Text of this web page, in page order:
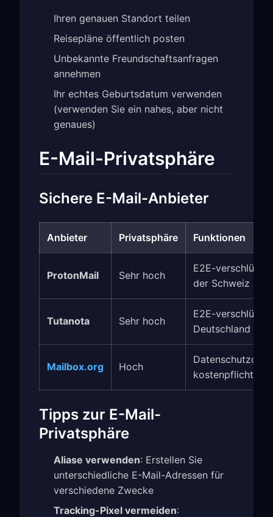
Ihren genauen Standort teilen
Reisepläne öffentlich posten
Unbekannte Freundschaftsanfragen
annehmen
Ihr echtes Geburtsdatum verwenden
(verwenden Sie ein nahes, aber nicht
genaues)
E-Mail-Privatsphäre
Sichere E-Mail-Anbieter
Anbieter Privatsphäre Funktionen
ProtonMail Sehr hoch
E2E-
der Schweiz
Tutanota Sehr hoch
E2E-
Deutschland
Mailbox.org Hoch
kostenpflichtig
Tipps zur E-Mail-
Privatsphäre
Aliase verwenden: Erstellen Sie
unterschiedliche E-Mail-Adressen für
verschiedene Zwecke
Tracking-Pixel vermeiden: